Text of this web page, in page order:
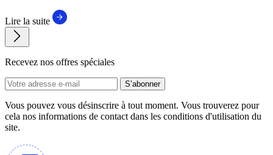
Lire la suite
Recevez nos offres spéciales
S’abonner
Vous pouvez vous désinscrire à tout moment. Vous trouverez pour
cela nos informations de contact dans les conditions d'utilisation du
site.